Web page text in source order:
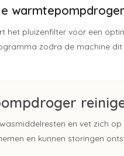
warmtepompdroger
het pluizenfilter voor een
zodra de machine
en vet zich
en kunnen storingen